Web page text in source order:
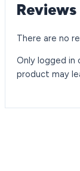
Reviews
There are no
Only logged in
product may